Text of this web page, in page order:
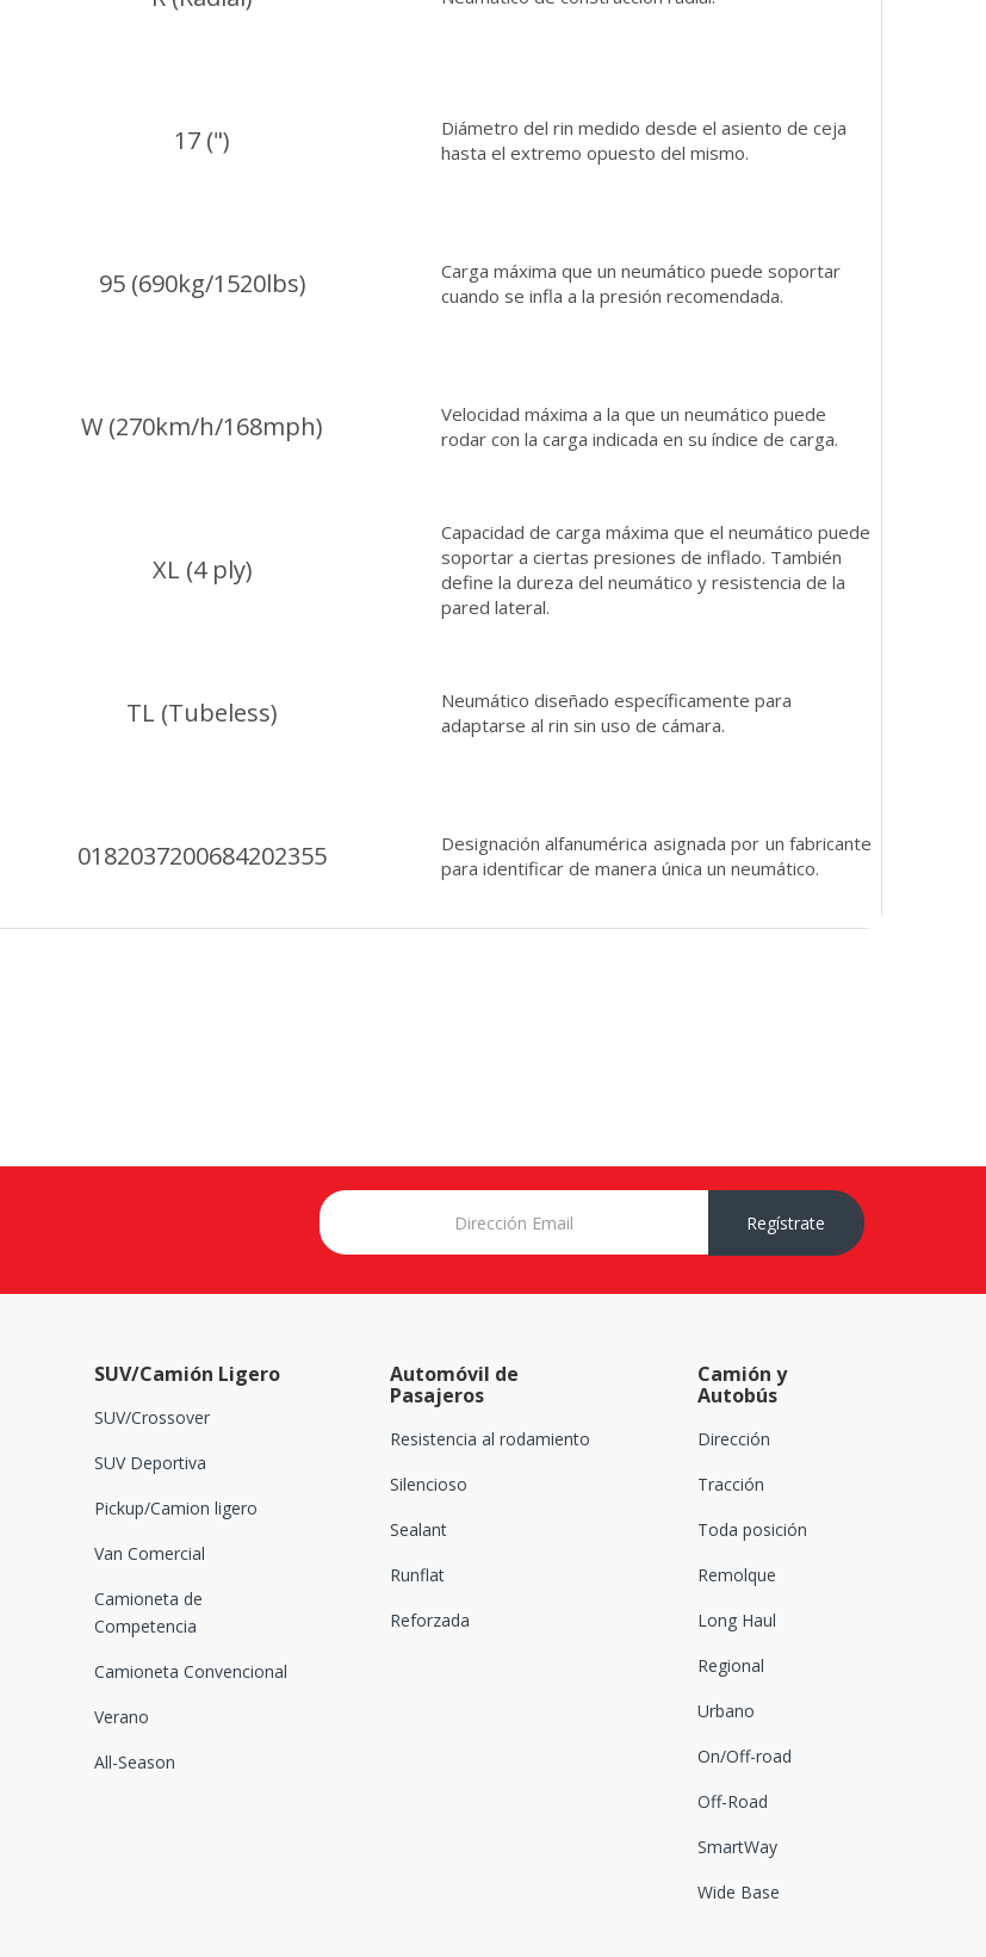
17 (")
Diámetro del rin medido desde el asiento de ceja
hasta el extremo opuesto del mismo.
95 (690kg/1520lbs)
Carga máxima que un neumático puede soportar
cuando se infla a la presión recomendada.
W (270km/h/168mph)
Velocidad máxima a la que un neumático puede
rodar con la carga indicada en su índice de carga.
XL (4 ply)
Capacidad de carga máxima que el neumático puede
soportar a ciertas presiones de inflado. También
define la dureza del neumático y resistencia de la
pared lateral.
TL (Tubeless)
Neumático diseñado específicamente para
adaptarse al rin sin uso de cámara.
0182037200684202355
Designación alfanumérica asignada por un fabricante
para identificar de manera única un neumático.
Regístrate
SUV/Camión Ligero
SUV/Crossover
SUV Deportiva
Pickup/Camion ligero
Van Comercial
Camioneta de
Competencia
Camioneta Convencional
Verano
All-Season
Automóvil de
Pasajeros
Resistencia al rodamiento
Silencioso
Sealant
Runflat
Reforzada
Camión y
Autobús
Dirección
Tracción
Toda posición
Remolque
Long Haul
Regional
Urbano
On/Off-road
Off-Road
SmartWay
Wide Base